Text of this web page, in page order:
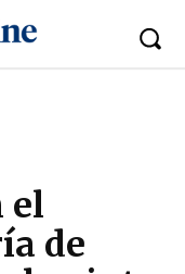
el
de